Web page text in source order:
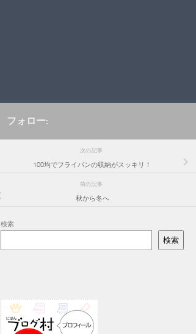
フォロー:
次の記事
100均でフライパンの収納がスッキリ！
前の記事
秋から冬へ
検索
検索